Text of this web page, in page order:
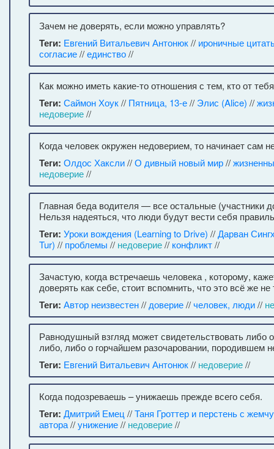
Зачем не доверять, если можно управлять?
Теги: Евгений Витальевич Антонюк// ироничные
согласие//единство//
Как можно иметь какие-то отношения с тем, кто от
Теги: Саймон Хоук// Пятница, 13-е// Элис (Alice) //
недоверие//
Когда человек окружен недоверием, то начинает сам
Теги: Олдос Хаксли//О дивный новый мир//
недоверие//
Главная беда водителя — все остальные (участники
Нельзя надеяться, что люди будут вести себя
Теги: Уроки вождения (Learning to Drive) //Дарван
Tur) // проблемы // недоверие// конфликт//
Зачастую, когда встречаешь человека , которому,
доверять как себе, стоит вспомнить, что это всё же
Теги: Автор неизвестен// доверие//человек, люди//
Равнодушный взгляд может свидетельствовать либо
либо, либо о горчайшем разочаровании, породившем
Теги: Евгений Витальевич Антонюк// недоверие//
Когда подозреваешь – унижаешь прежде всего себя.
Теги: Дмитрий Емец //Таня Гроттер и перстень с
автора//унижение// недоверие//